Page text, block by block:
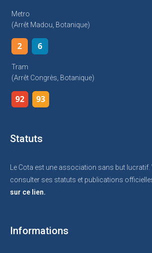
Metro
(arrêt Madou, Botanique)
2 6
Tram
(arrêt Congrès, Botanique)
92 93
Statuts
Le Cota est une association sans but
consulter ses statuts et publications
sur ce lien.
Informations